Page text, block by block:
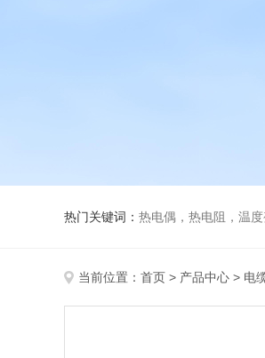
热门关键词： 热电偶，热电阻，温度
当前位置： 首页 > 产品中心 > 电